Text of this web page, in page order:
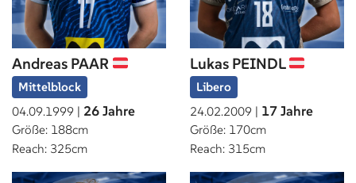
Andreas PAAR
Mittelblock
04.09.1999 | 26 Jahre
Größe: 188cm
Reach: 325cm
Lukas PEINDL
Libero
24.02.2009 | 17 Jahre
Größe: 170cm
Reach: 315cm